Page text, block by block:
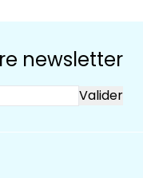
newsletter